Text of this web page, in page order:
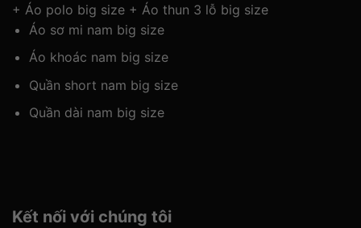
+ Áo polo big size + Áo thun 3 lỗ big size
Áo sơ mi nam big size
Áo khoác nam big size
Quần short nam big size
Quần dài nam big size
Kết nối với chúng tôi